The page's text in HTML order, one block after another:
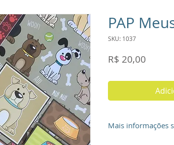
PAP
SKU: 1037
R$ 20,00
Mais informações